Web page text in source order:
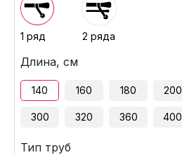
1 ряд 2 ряда
Длина, см
140 160 180 200
300 320 360 400
Тип труб